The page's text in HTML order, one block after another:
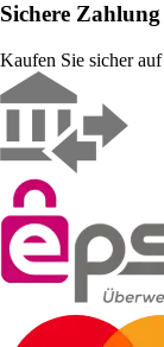
Sichere Zahlung
Kaufen Sie sicher